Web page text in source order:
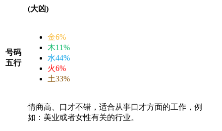
(大凶)
号码
五行
金6%
木11%
水44%
火6%
土33%
情商高、口才不错，适合从事口才方面的工作，例
如：美业或者女性有关的行业。